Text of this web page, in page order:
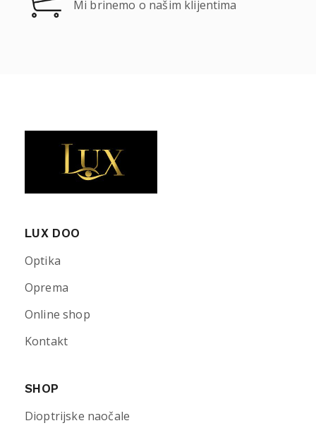
Mi brinemo o našim klijentima
LUX DOO
Optika
Oprema
Online shop
Kontakt
SHOP
Dioptrijske naočale